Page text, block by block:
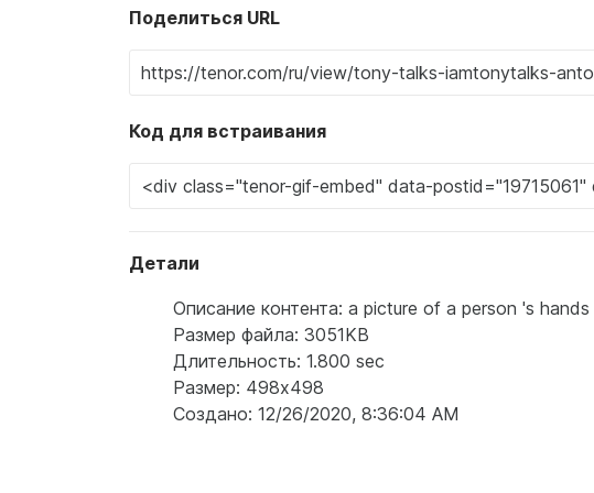
Поделиться URL
Код для встраивания
Детали
Описание контента: a picture of a person 's
Размер файла: 3051KB
Длительность: 1.800 sec
Размер: 498x498
Создано: 12/26/2020, 8:36:04 AM